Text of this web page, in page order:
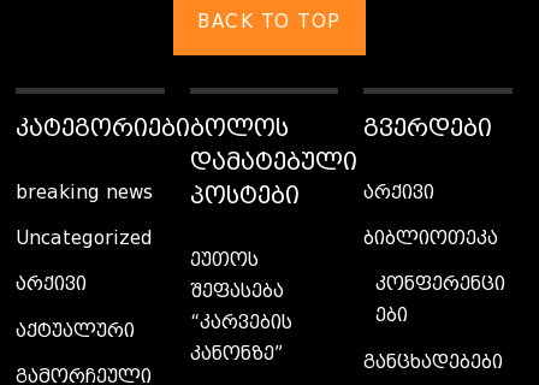
BACK TO TOP
ᲙᲐᲢᲔᲒᲝᲠᲘᲔᲑᲘ
breaking news
Uncategorized
არქივი
აქტუალური
გამორჩეული
ᲑᲝᲚᲝᲡ
ᲓᲐᲛᲐᲢᲔᲑᲣᲚᲘ
ᲞᲝᲡᲢᲔᲑᲘ
ეუთოს
შეფასება
“კარვების
კანონზე”
ᲒᲕᲔᲠᲓᲔᲑᲘ
არქივი
ბიბლიოთეკა
კონფერენცი
ები
განცხადებები